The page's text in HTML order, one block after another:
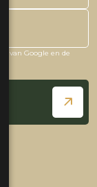
van Google en de